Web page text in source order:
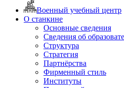
Военный учебный центр
О станкине
Основные сведения
Сведения об
Структура
Стратегия
Партнёрства
Фирменный стиль
Институты